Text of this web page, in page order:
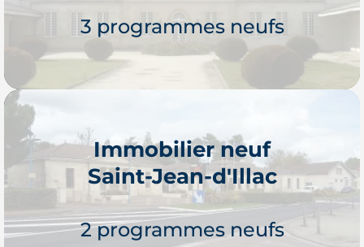
3 programmes neufs
Je découvre
Immobilier neuf
Saint-Jean-d'Illac
2 programmes neufs